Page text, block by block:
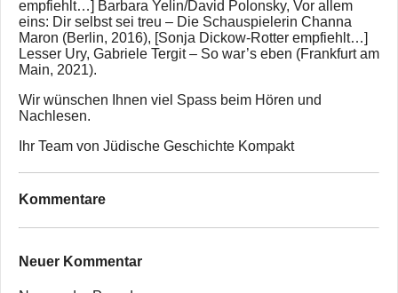
empfiehlt…] Barbara Yelin/David Polonsky, Vor allem
eins: Dir selbst sei treu – Die Schauspielerin Channa
Maron (Berlin, 2016), [Sonja Dickow-Rotter empfiehlt…]
Lesser Ury, Gabriele Tergit – So war’s eben (Frankfurt am
Main, 2021).
Wir wünschen Ihnen viel Spass beim Hören und
Nachlesen.
Ihr Team von Jüdische Geschichte Kompakt
Kommentare
Neuer Kommentar